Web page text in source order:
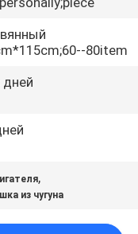
80item
дней
,
из чугуна